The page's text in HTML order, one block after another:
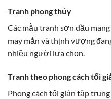
Tranh phong thủy
Các mẫu tranh sơn dầu
may mắn và thịnh vượng
nhiều người lựa chọn.
Tranh theo phong cách tối
Phong cách tối giản tập